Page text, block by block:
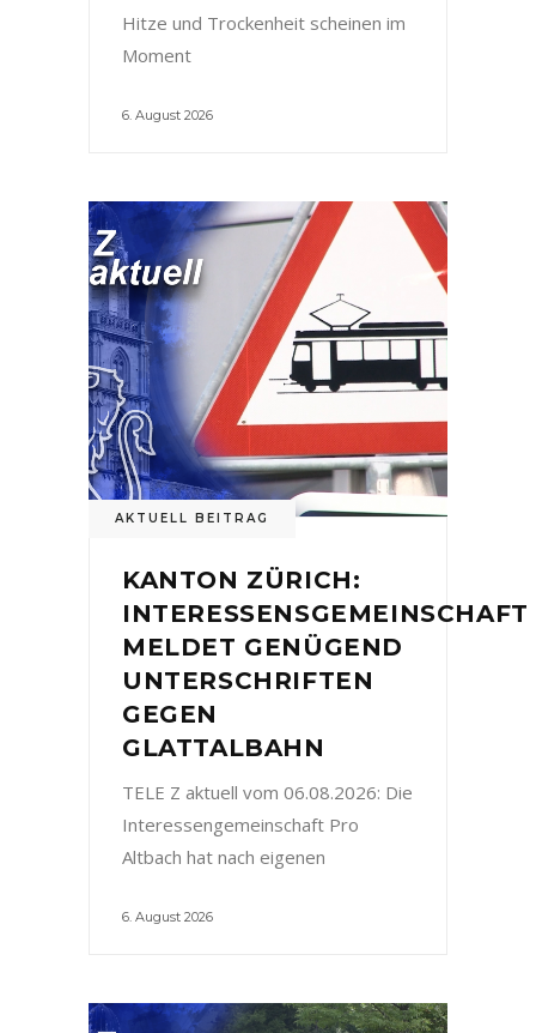
Hitze und Trockenheit scheinen im
Moment
6. August 2026
AKTUELL BEITRAG
KANTON ZÜRICH:
INTERESSENSGEMEINSCHAFT
MELDET GENÜGEND
UNTERSCHRIFTEN
GEGEN
GLATTALBAHN
TELE Z aktuell vom 06.08.2026: Die
Interessengemeinschaft Pro
Altbach hat nach eigenen
6. August 2026